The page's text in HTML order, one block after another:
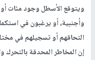
ويتوقع الأسطل وجود مئات
وأجنبية، أو يرغبون في
التحاقهم أو تسجيلهم في
إن المخاطر المحدقة